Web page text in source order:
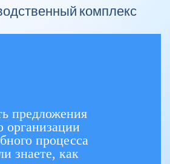
комплекс
предложения
организации
процесса
знаете, как